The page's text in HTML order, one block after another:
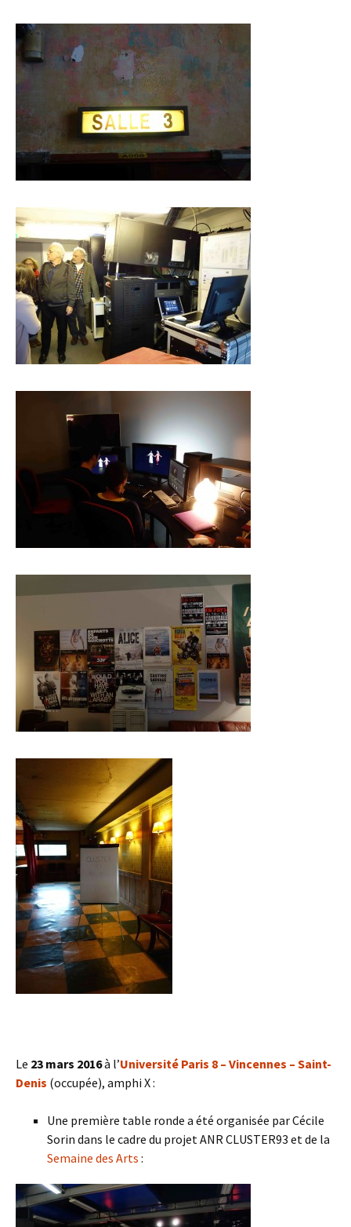
Le 23 mars 2016à l’Université Paris 8 – Vincennes – Saint-
Denis (occupée), amphi X :
Une première table ronde a été organisée par Cécile
Sorin dans le cadre du projet ANR CLUSTER93 et de la
Semaine des Arts :